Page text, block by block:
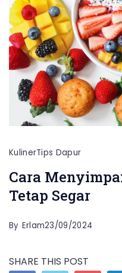
KulinerTips Dapur
Cara
Tetap Segar
By Erlam23/09/2024
SHARE THIS POST